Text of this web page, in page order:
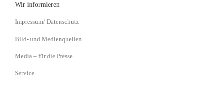
Wir informieren
Impressum/ Datenschutz
Bild- und Medienquellen
Media – für die Presse
Service